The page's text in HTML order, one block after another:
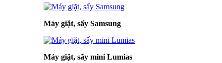
Máy giặt, sấy Samsung
Máy giặt, sấy mini Lumias